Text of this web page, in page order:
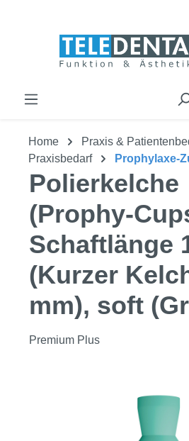
Home
Praxis &
Praxisbedarf
Prophylaxe-
Polierkelche
(Prophy-
Schaftlänge
(Kurzer
mm), soft
Premium Plus